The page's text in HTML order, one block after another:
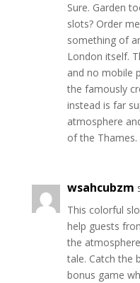
Sure. Garden
slots? Order
something of
London itself.
and no mobile
the famously
instead is far
atmosphere
of the Thames.
wsahcubzm
This colorful
help guests
the
tale. Catch the
bonus game